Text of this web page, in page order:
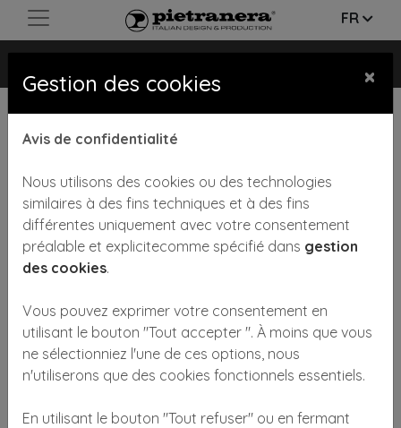
FR
Previous
Thermostimulateur professionnel pour le soin et le
Gestion des cookies ×
Avis de confidentialité
Nous utilisons des cookies ou des technologies
similaires à des fins techniques et à des fins
différentes uniquement avec votre consentement
préalable et explicitecomme spécifié dans gestion
des cookies.
Vous pouvez exprimer votre consentement en
utilisant le bouton "Tout accepter ". À moins que vous
ne sélectionniez l'une de ces options, nous
n'utiliserons que des cookies fonctionnels essentiels.
En utilisant le bouton "Tout refuser" ou en fermant